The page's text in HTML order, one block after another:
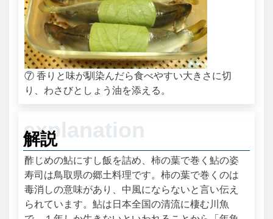
⑦ 香りと味が馴染んだら食べやすい大きさに切
り、わさびとしょう油を添える。
解説
酢じめの鮎にすし飯を詰め、柿の葉で巻く鮎の姿
寿司は鳥取県の郷土料理です。柿の葉で巻くのは
毒消しの意味があり、中風にならないと言い伝え
られています。鮎は日本全国の清流に棲む川魚